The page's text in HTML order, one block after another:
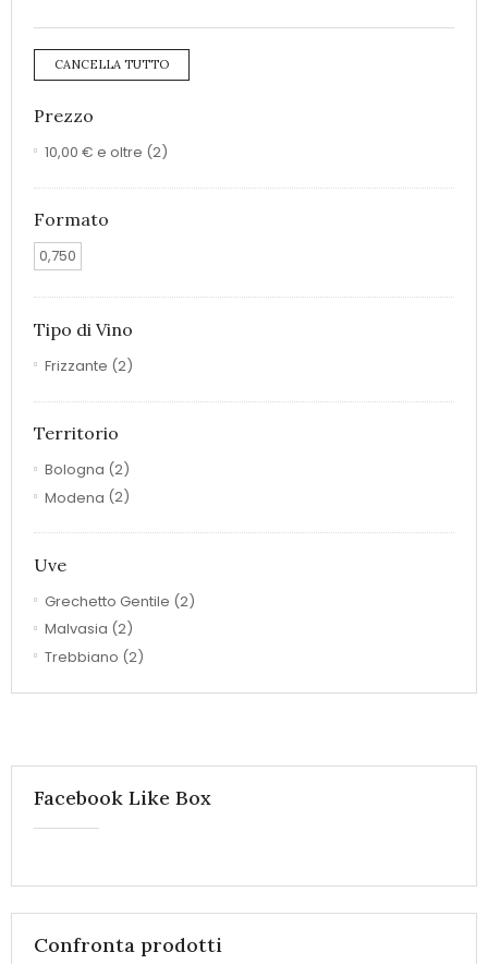
CANCELLA TUTTO
Prezzo
10,00 € e oltre (2)
Formato
0,750
Tipo di Vino
Frizzante (2)
Territorio
Bologna (2)
Modena (2)
Uve
Grechetto Gentile (2)
Malvasia (2)
Trebbiano (2)
Facebook Like Box
Confronta prodotti